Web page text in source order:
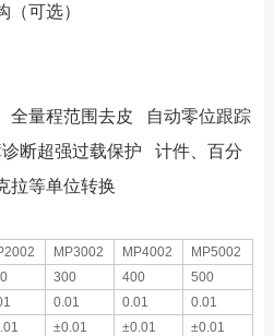
（可选）
全量程范围去皮 自动零位跟踪
断超强过载保护 计件、百分
拉等单位转换
MP3002 MP4002
MP5002
300 400
500
0.01 0.01
0.01
±0.01 ±0.01
±0.01